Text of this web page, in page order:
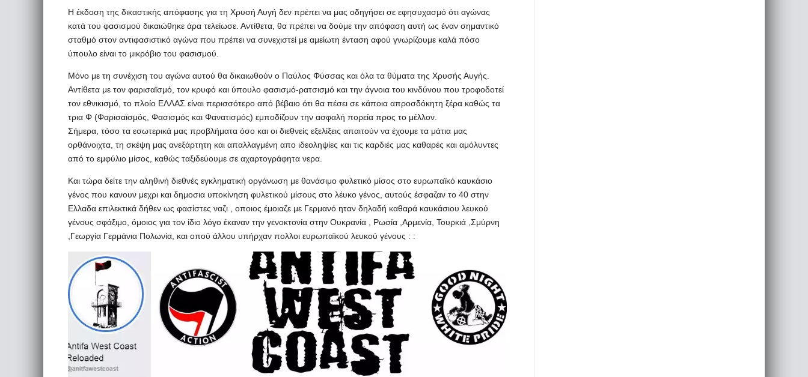
Η έκδοση της δικαστικής απόφασης για τη Χρυσή Αυγή δεν πρέπει να μας οδηγήσει σε εφησυχασμό ότι αγώνας
κατά του φασισμού δικαιώθηκε άρα τελείωσε. Αντίθετα, θα πρέπει να δούμε την απόφαση αυτή ως έναν σημαντικό
σταθμό στον αντιφασιστικό αγώνα που πρέπει να συνεχιστεί με αμείωτη ένταση αφού γνωρίζουμε καλά πόσο
ύπουλο είναι το μικρόβιο του φασισμού.
Μόνο με τη συνέχιση του αγώνα αυτού θα δικαιωθούν ο Παύλος Φύσσας και όλα τα θύματα της Χρυσής Αυγής.
Αντίθετα με τον φαρισαϊσμό, τον κρυφό και ύπουλο φασισμό-ρατσισμό και την άγνοια του κινδύνου που τροφοδοτεί
τον εθνικισμό, το πλοίο ΕΛΛΑΣ είναι περισσότερο από βέβαιο ότι θα πέσει σε κάποια απροσδόκητη ξέρα καθώς τα
τρια Φ (Φαρισαϊσμός, Φασισμός και Φανατισμός) εμποδίζουν την ασφαλή πορεία προς το μέλλον.
Σήμερα, τόσο τα εσωτερικά μας προβλήματα όσο και οι διεθνείς εξελίξεις απαιτούν να έχουμε τα μάτια μας
ορθάνοιχτα, τη σκέψη μας ανεξάρτητη και απαλλαγμένη απο ιδεοληψίες και τις καρδιές μας καθαρές και αμόλυντες
από το εμφύλιο μίσος, καθώς ταξιδεύουμε σε αχαρτογράφητα νερα.
Και τώρα δείτε την αληθινή διεθνές εγκληματική οργάνωση με θανάσιμο φυλετικό μίσος στο ευρωπαϊκό καυκάσιο
γένος που κανουν μεχρι και δημοσια υποκίνηση φυλετικού μίσους στο λέυκο γένος, αυτούς έσφαζαν το 40 στην
Ελλαδα επιλεκτικά δήθεν ως φασίστες ναζι , οποιος έμοιαζε με Γερμανό ηταν δηλαδή καθαρά καυκάσιου λευκού
γένους σφάξιμο, όμοιος για τον ίδιο λόγο έκαναν την γενοκτονία στην Ουκρανία , Ρωσία ,Αρμενία, Τουρκιά ,Σμύρνη
,Γεωργία Γερμάνια Πολωνία, και οπού άλλου υπήρχαν πολλοι ευρωπαϊκού λευκού γένους : :